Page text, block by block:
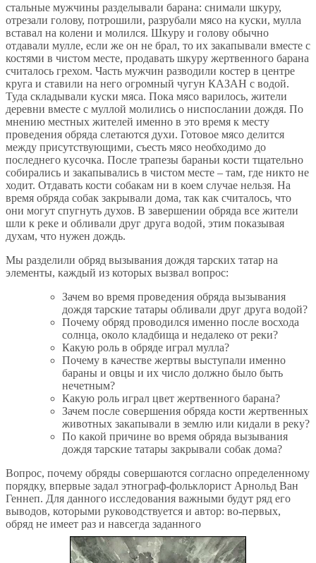
стальные мужчины разделывали барана: снимали шкуру,
отрезали голову, потрошили, разрубали мясо на куски, мулла
вставал на колени и молился. Шкуру и голову обычно
отдавали мулле, если же он не брал, то их закапывали вместе с
костями в чистом месте, продавать шкуру жертвенного барана
считалось грехом. Часть мужчин разводили костер в центре
круга и ставили на него огромный чугун КАЗАН с водой.
Туда складывали куски мяса. Пока мясо варилось, жители
деревни вместе с муллой молились о ниспослании дождя. По
мнению местных жителей именно в это время к месту
проведения обряда слетаются духи. Готовое мясо делится
между присутствующими, съесть мясо необходимо до
последнего кусочка. После трапезы бараньи кости тщательно
собирались и закапывались в чистом месте – там, где никто не
ходит. Отдавать кости собакам ни в коем случае нельзя. На
время обряда собак закрывали дома, так как считалось, что
они могут спугнуть духов. В завершении обряда все жители
шли к реке и обливали друг друга водой, этим показывая
духам, что нужен дождь.
Мы разделили обряд вызывания дождя тарских татар на
элементы, каждый из которых вызвал вопрос:
Зачем во время проведения обряда вызывания
дождя тарские татары обливали друг друга водой?
Почему обряд проводился именно после восхода
солнца, около кладбища и недалеко от реки?
Какую роль в обряде играл мулла?
Почему в качестве жертвы выступали именно
бараны и овцы и их число должно было быть
нечетным?
Какую роль играл цвет жертвенного барана?
Зачем после совершения обряда кости жертвенных
животных закапывали в землю или кидали в реку?
По какой причине во время обряда вызывания
дождя тарские татары закрывали собак дома?
Вопрос, почему обряды совершаются согласно определенному
порядку, впервые задал этнограф-фольклорист Арнольд Ван
Геннеп. Для данного исследования важными будут ряд его
выводов, которыми руководствуется и автор: во-первых,
обряд не имеет раз и навсегда заданного